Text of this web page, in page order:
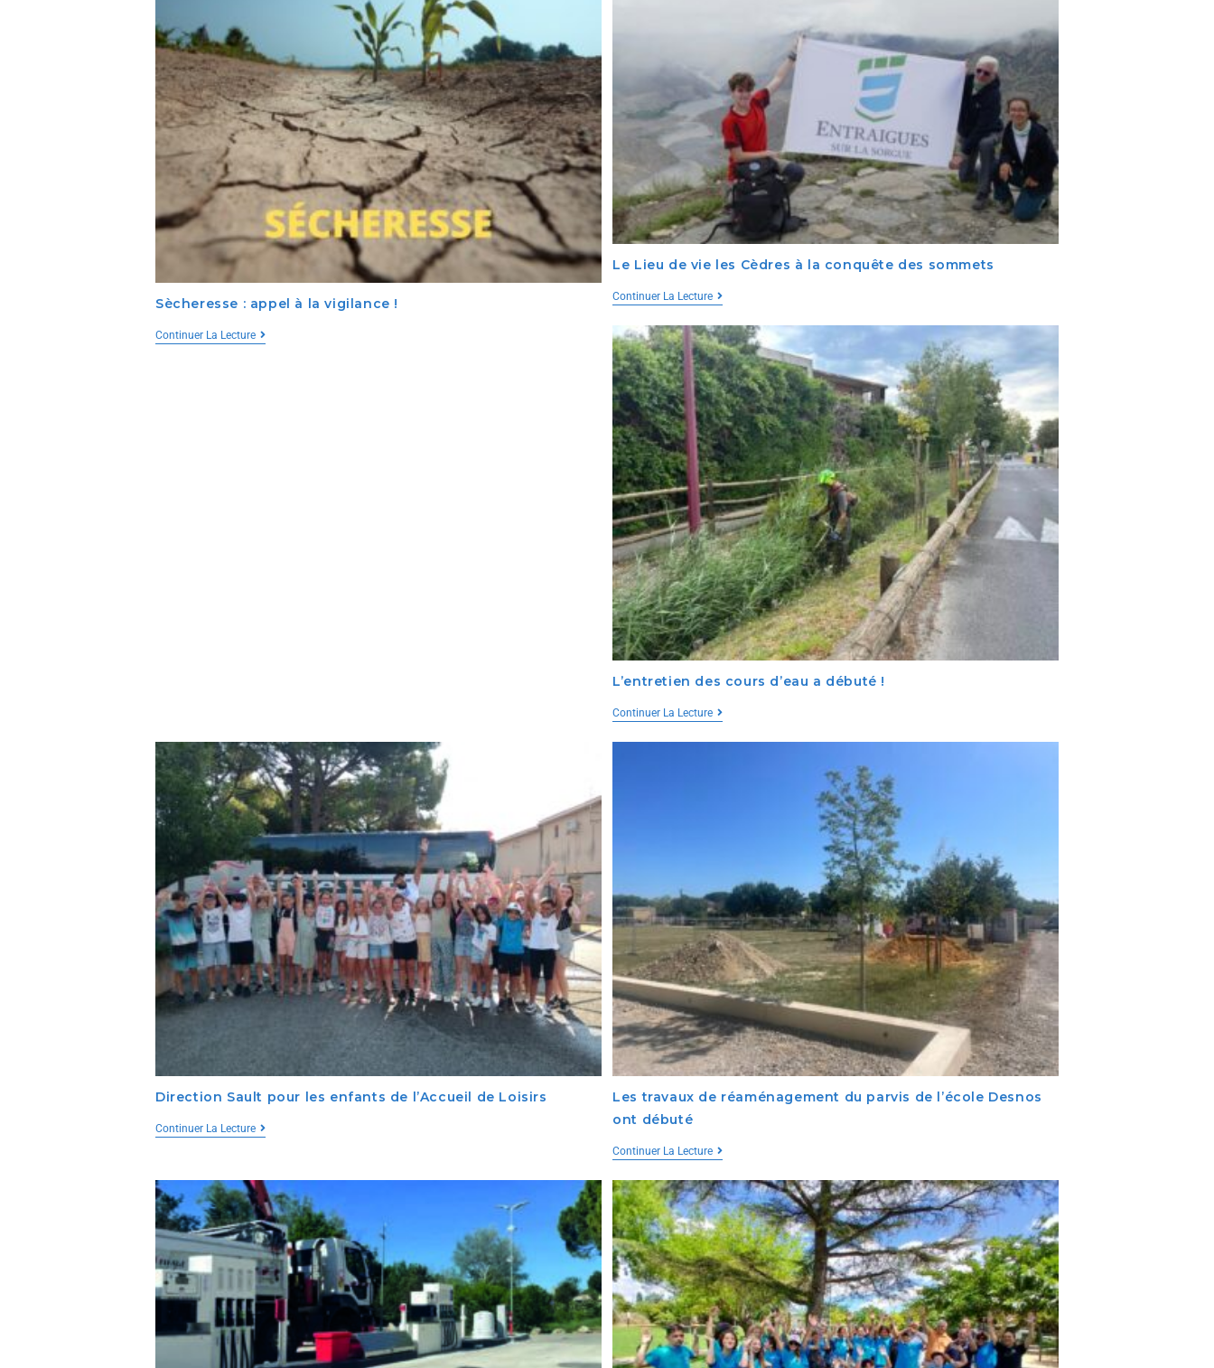
Sècheresse : appel à la vigilance !
Continuer La Lecture
Le Lieu de vie les Cèdres à la conquête des sommets
Continuer La Lecture
L’entretien des cours d’eau a débuté !
Continuer La Lecture
Direction Sault pour les enfants de l’Accueil de Loisirs
Continuer La Lecture
Les travaux de réaménagement du parvis de l’école Desnos
ont débuté
Continuer La Lecture